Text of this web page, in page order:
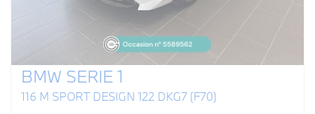
BMW SERIE 1
116 M SPORT DESIGN 122 DKG7 (F70)